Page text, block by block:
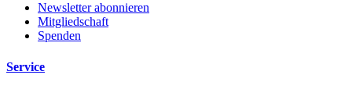
Newsletter abonnieren
Mitgliedschaft
Spenden
Service